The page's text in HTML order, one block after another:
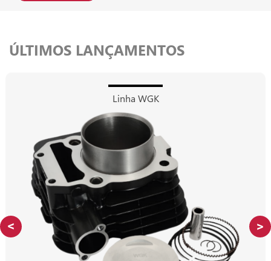
ÚLTIMOS LANÇAMENTOS
Linha WGK